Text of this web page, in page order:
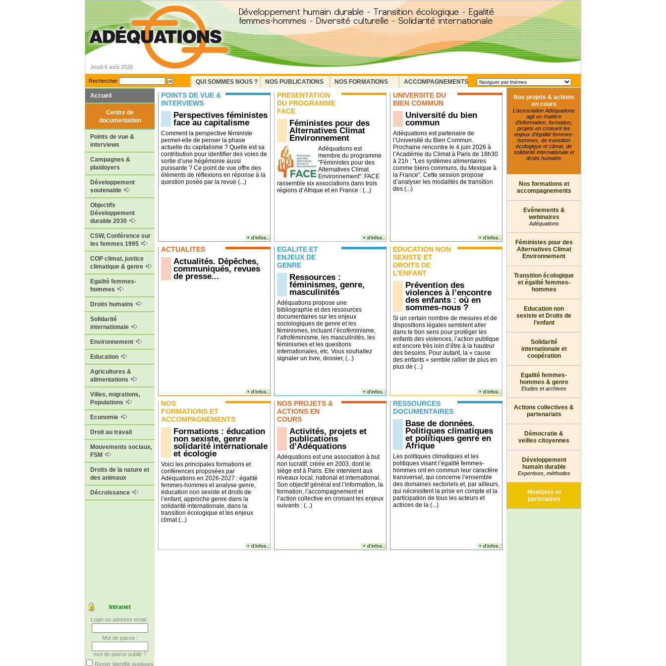
Jeudi 6 août 2026
Rechercher QUI SOMMES NOUS ? NOS PUBLICATIONS NOS FORMATIONS
ACCOMPAGNEMENTS
Accueil
Centre de
documentation
Points de vue &
interviews
Campagnes &
plaidoyers
Développement
soutenable
Objectifs
Développement
durable 2030
CSW, Conférence sur
les femmes 1995
COP climat, justice
climatique & genre
Egalité femmes-
hommes
Droits humains
Solidarité
internationale
Environnement
Education
Agricultures &
alimentations
Villes, migrations,
Populations
Economie
Droit au travail
Mouvements sociaux,
FSM
Droits de la nature et
des animaux
Décroissance
Intranet
Login ou adresse email :
Mot de passe :
mot de passe oublié ?
Rester identifié quelques
Nos projets & actions
en cours
L’association Adéquations
agit en matière
d’information, formation,
projets en croisant les
enjeux d’égalité femmes-
hommes, de transition
écologique et climat, de
solidarité internationale et
droits humains
Nos formations et
accompagnements
Evénements &
webinaires
Adéquations
Féministes pour des
Alternatives Climat
Environnement
Transition écologique
et égalité femmes-
hommes
Education non
sexiste et Droits de
l’enfant
Solidarité
internationale et
coopération
Egalité femmes-
hommes & genre
Etudes et archives
Actions collectives &
partenariats
Démocratie &
veilles citoyennes
Développement
humain durable
Expertises, méthodes
Membres et
partenaires
POINTS DE VUE &
INTERVIEWS
Perspectives féministes
face au capitalisme
Comment la perspective féministe
permet-elle de penser la phase
actuelle du capitalisme ? Quelle est sa
contribution pour identifier des voies de
sortie d’une hégémonie aussi
puissante ? Ce point de vue offre des
éléments de réflexions en réponse à la
question posée par la revue (...)
+ d'infos..
PRÉSENTATION
DU PROGRAMME
FACE
Féministes pour des
Alternatives Climat
Environnement
Adéquations est
membre du programme
"Féministes pour des
Alternatives Climat
Environnement". FACE
rassemble six associations dans trois
régions d’Afrique et en France : (...)
+ d'infos..
UNIVERSITÉ DU
BIEN COMMUN
Université du bien
commun
Adéquations est partenaire de
l’Université du Bien Commun.
Prochaine rencontre le 4 juin 2026 à
l’Académie du Climat à Paris de 18h30
à 21h : "Les systèmes alimentaires
comme biens communs, du Mexique à
la France". Cette session propose
d’analyser les modalités de transition
des (...)
+ d'infos..
ACTUALITÉS
Actualités. Dépêches,
communiqués, revues
de presse...
+ d'infos..
EGALITÉ ET
ENJEUX DE
GENRE
Ressources :
féminismes, genre,
masculinités
Adéquations propose une
bibliographie et des ressources
documentaires sur les enjeux
sociologiques de genre et les
féminismes, incluant l’écoféminisme,
l’afroféminisme, les masculinités, les
féminismes et les questions
internationales, etc. Vous souhaitez
signaler un livre, dossier, (...)
+ d'infos..
EDUCATION NON
SEXISTE ET
DROITS DE
L’ENFANT
Prévention des
violences à l’encontre
des enfants : où en
sommes-nous ?
Si un certain nombre de mesures et de
dispositions légales semblent aller
dans le bon sens pour protéger les
enfants des violences, l’action publique
est encore très loin d’être à la hauteur
des besoins. Pour autant, la « cause
des enfants » semble rallier de plus en
plus de (...)
+ d'infos..
NOS
FORMATIONS ET
ACCOMPAGNEMENTS
Formations : éducation
non sexiste, genre
solidarité internationale
et écologie
Voici les principales formations et
conférences proposées par
Adéquations en 2026-2027 : égalité
femmes-hommes et analyse genre,
éducation non sexiste et droits de
l’enfant, approche genre dans la
solidarité internationale, dans la
transition écologique et les enjeux
climat (...)
+ d'infos..
NOS PROJETS &
ACTIONS EN
COURS
Activités, projets et
publications
d’Adéquations
Adéquations est une association à but
non lucratif, créée en 2003, dont le
siège est à Paris. Elle intervient aux
niveaux local, national et international.
Son objectif général est l’information, la
formation, l’accompagnement et
l’action collective en croisant les enjeux
suivants : (...)
+ d'infos..
RESSOURCES
DOCUMENTAIRES
Base de données.
Politiques climatiques
et politiques genre en
Afrique
Les politiques climatiques et les
politiques visant l’égalité femmes-
hommes ont en commun leur caractère
transversal, qui concerne l’ensemble
des domaines sectoriels et, par ailleurs,
qui nécessitent la prise en compte et la
participation de tous les acteurs et
actrices de la (...)
+ d'infos..